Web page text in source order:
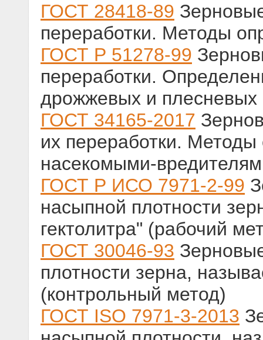
ГОСТ 28418-89
переработки. Методы
ГОСТ Р 51278-99
переработки.
дрожжевых и плесневых
ГОСТ 34165-2017
их переработки. Методы
насекомыми-
ГОСТ Р ИСО 7971-2-99
насыпной плотности
гектолитра" (рабочий
ГОСТ 30046-93
плотности зерна,
(контрольный метод)
ГОСТ ISO 7971-3-2013